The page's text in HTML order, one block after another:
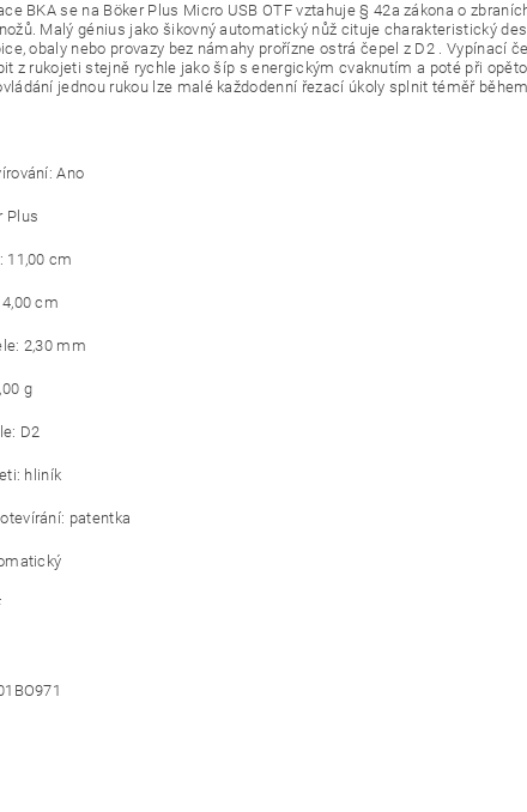
BKA se na Böker Plus Micro USB OTF vztahuje § 42a zákona o
Malý génius jako šikovný automatický nůž cituje charakteristický
obaly nebo provazy bez námahy prořízne ostrá čepel z D2 . Vypínací
z rukojeti stejně rychle jako šíp s energickým cvaknutím a poté při
jednou rukou lze malé každodenní řezací úkoly splnit téměř
Ano
Plus
11,00 cm
cm
2,30 mm
g
D2
hliník
patentka